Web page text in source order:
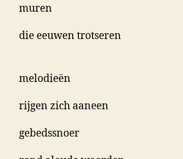
muren
die eeuwen trotseren
melodieën
rijgen zich aaneen
gebedssnoer